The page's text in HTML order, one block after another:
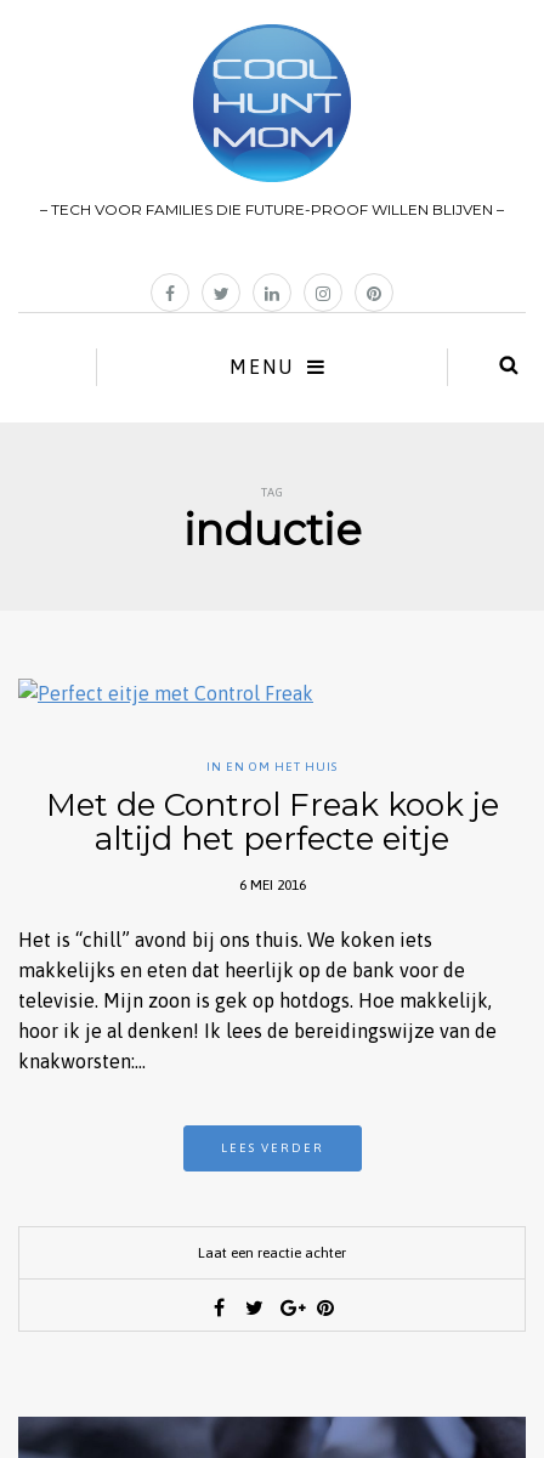
– TECH VOOR FAMILIES DIE FUTURE-PROOF WILLEN BLIJVEN –
MENU
TAG
inductie
IN EN OM HET HUIS
Met de Control Freak kook je
altijd het perfecte eitje
6 MEI 2016
Het is “chill” avond bij ons thuis. We koken iets
makkelijks en eten dat heerlijk op de bank voor de
televisie. Mijn zoon is gek op hotdogs. Hoe makkelijk,
hoor ik je al denken! Ik lees de bereidingswijze van de
knakworsten:…
LEES VERDER
Laat een reactie achter